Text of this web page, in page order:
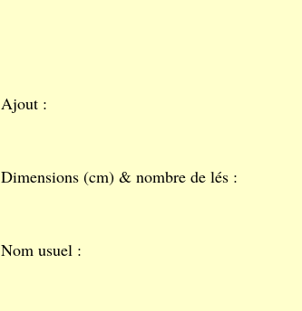
Ajout :
Dimensions (cm) & nombre de lés :
Nom usuel :